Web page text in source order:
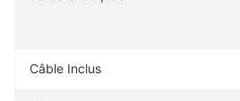
Câble Inclus